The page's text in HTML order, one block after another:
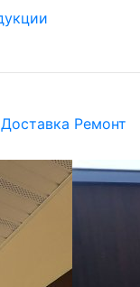
Доставка Ремонт